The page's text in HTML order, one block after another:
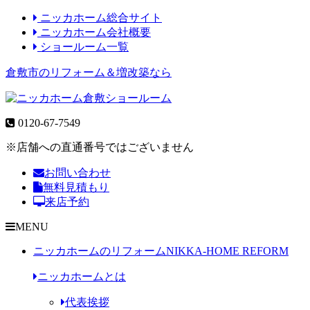
ニッカホーム総合サイト
ニッカホーム会社概要
ショールーム一覧
倉敷市のリフォーム＆増改築なら
0120-67-7549
※店舗への直通番号ではございません
お問い合わせ
無料見積もり
来店予約
MENU
ニッカホームのリフォームNIKKA-HOME REFORM
ニッカホームとは
代表挨拶